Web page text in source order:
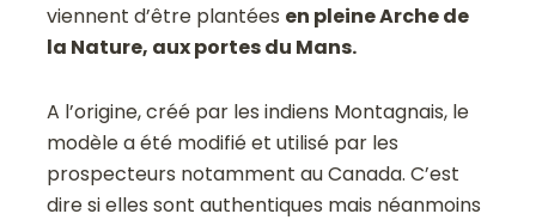
viennent d’être plantées en pleine Arche de
la Nature, aux portes du Mans.
A l’origine, créé par les indiens Montagnais, le
modèle a été modifié et utilisé par les
prospecteurs notamment au Canada. C’est
dire si elles sont authentiques mais néanmoins